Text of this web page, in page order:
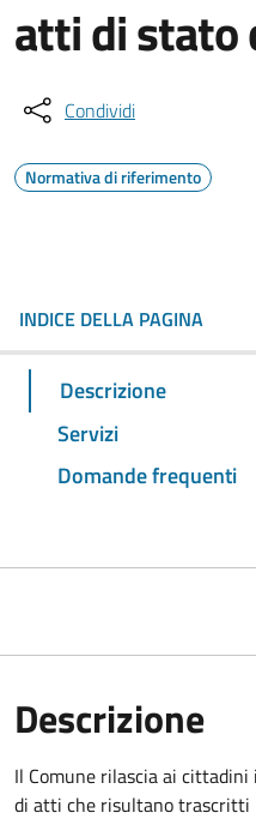
atti di stato
Condividi
Normativa di riferimento
INDICE DELLA PAGINA
Descrizione
Servizi
Domande frequenti
Descrizione
Il Comune rilascia ai
di atti che risultano trascritti